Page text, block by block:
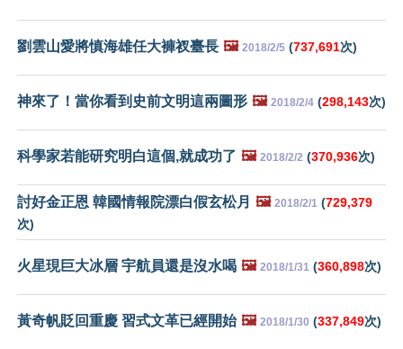
劉雲山愛將慎海雄任大褲衩臺長 🖼️ 2018/2/5 (737,691次)
神來了！當你看到史前文明這兩圖形 🖼️ 2018/2/4 (298,143次)
科學家若能研究明白這個,就成功了 🖼️ 2018/2/2 (370,936次)
討好金正恩 韓國情報院漂白假玄松月 🖼️ 2018/2/1 (729,379
次)
火星現巨大冰層 宇航員還是沒水喝 🖼️ 2018/1/31 (360,898次)
黃奇帆貶回重慶 習式文革已經開始 🖼️ 2018/1/30 (337,849次)